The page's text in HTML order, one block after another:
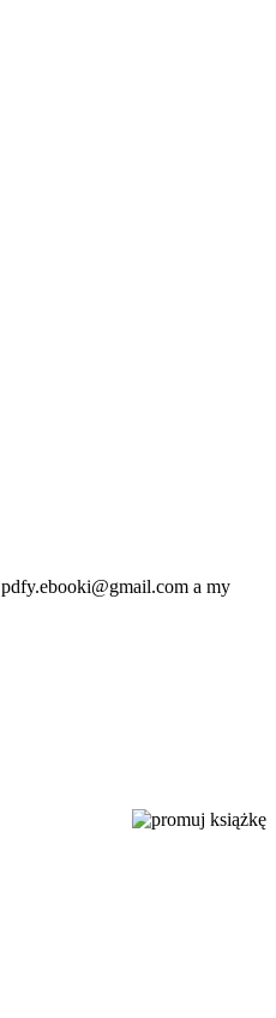
pdfy.ebooki@gmail.com a my